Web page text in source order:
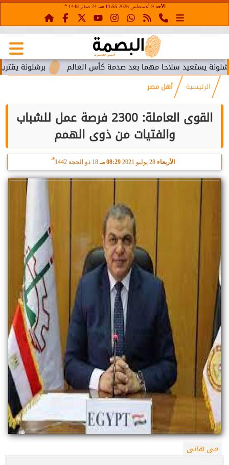
الأحد 9 أغسطس 2026 11:55 صـ 24 صفر 1448 هـ
برشلونة يقترب من سلاحا مهما بعد صدمة كأس العالم
الرئيسية أهل مصر
القوى العاملة: 2300 فرصة عمل للشباب
والفتيات من ذوى الهمم
الأربعاء 28 يوليو 2021 08:29 مـ 18 ذو الحجة 1442
هـ
مى هانى